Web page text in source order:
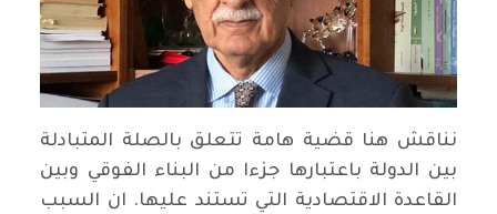
نناقش هنا قضية هامة تتعلق بالصلة المتبادلة
بين الدولة باعتبارها جزءا من البناء الفوقي وبين
القاعدة الاقتصادية التي تستند عليها. ان السبب